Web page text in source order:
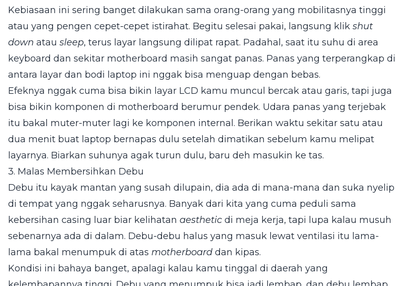
Kebiasaan ini sering banget dilakukan sama orang-orang yang mobilitasnya tinggi
atau yang pengen cepet-cepet istirahat. Begitu selesai pakai, langsung klik shut
down atau sleep, terus layar langsung dilipat rapat. Padahal, saat itu suhu di area
keyboard dan sekitar motherboard masih sangat panas. Panas yang terperangkap di
antara layar dan bodi laptop ini nggak bisa menguap dengan bebas.
Efeknya nggak cuma bisa bikin layar LCD kamu muncul bercak atau garis, tapi juga
bisa bikin komponen di motherboard berumur pendek. Udara panas yang terjebak
itu bakal muter-muter lagi ke komponen internal. Berikan waktu sekitar satu atau
dua menit buat laptop bernapas dulu setelah dimatikan sebelum kamu melipat
layarnya. Biarkan suhunya agak turun dulu, baru deh masukin ke tas.
3. Malas Membersihkan Debu
Debu itu kayak mantan yang susah dilupain, dia ada di mana-mana dan suka nyelip
di tempat yang nggak seharusnya. Banyak dari kita yang cuma peduli sama
kebersihan casing luar biar kelihatan aesthetic di meja kerja, tapi lupa kalau musuh
sebenarnya ada di dalam. Debu-debu halus yang masuk lewat ventilasi itu lama-
lama bakal menumpuk di atas motherboard dan kipas.
Kondisi ini bahaya banget, apalagi kalau kamu tinggal di daerah yang